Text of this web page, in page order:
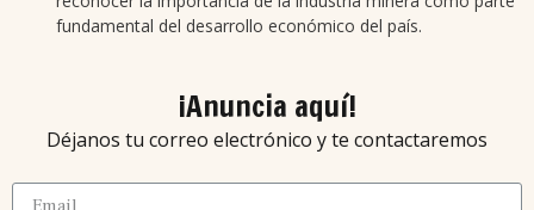
fundamental del desarrollo económico del país.
¡Anuncia aquí!
Déjanos tu correo electrónico y te contactaremos